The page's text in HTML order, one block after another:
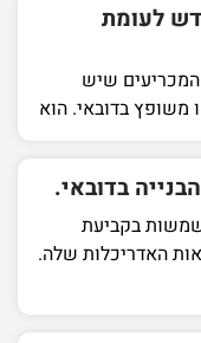
לעומת
שיש
בדובאי. הוא
בדובאי.
בקביעת
האדריכלות שלה.